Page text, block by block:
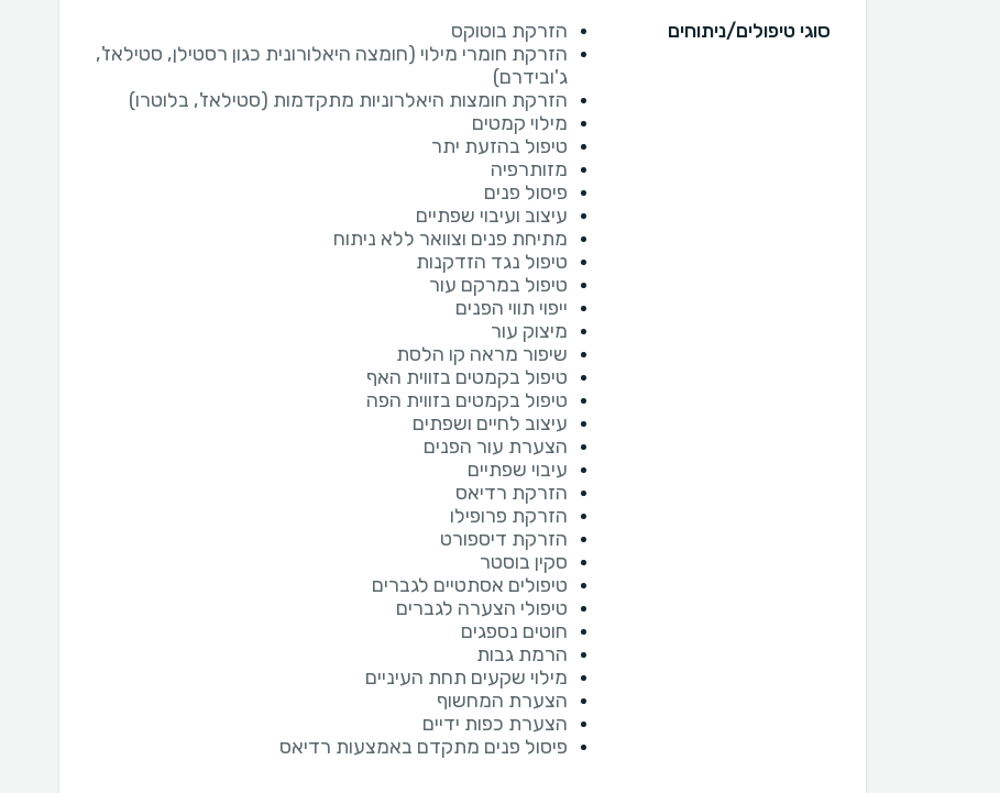
סוגי טיפולים/ניתוחים
הזרקת בוטוקס
הזרקת חומרי מילוי (חומצה היאלורונית כגון רסטילן, סטילאז',
ג'ובידרם)
הזרקת חומצות היאלרוניות מתקדמות (סטילאז', בלוטרו)
מילוי קמטים
טיפול בהזעת יתר
מזותרפיה
פיסול פנים
עיצוב ועיבוי שפתיים
מתיחת פנים וצוואר ללא ניתוח
טיפול נגד הזדקנות
טיפול במרקם עור
ייפוי תווי הפנים
מיצוק עור
שיפור מראה קו הלסת
טיפול בקמטים בזווית האף
טיפול בקמטים בזווית הפה
עיצוב לחיים ושפתים
הצערת עור הפנים
עיבוי שפתיים
הזרקת רדיאס
הזרקת פרופילו
הזרקת דיספורט
סקין בוסטר
טיפולים אסתטיים לגברים
טיפולי הצערה לגברים
חוטים נספגים
הרמת גבות
מילוי שקעים תחת העיניים
הצערת המחשוף
הצערת כפות ידיים
פיסול פנים מתקדם באמצעות רדיאס